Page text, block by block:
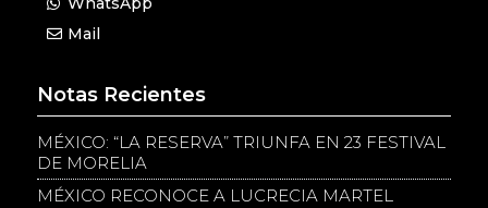
Mail
Notas Recientes
MÉXICO: “LA RESERVA” TRIUNFA EN 23 FESTIVAL
DE MORELIA
MÉXICO RECONOCE A LUCRECIA MARTEL